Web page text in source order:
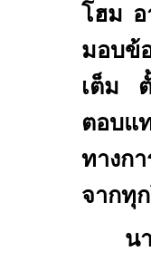
โฮม
มอบข้
เต็ม
ตอบแ
ทางก
จากทุ
น